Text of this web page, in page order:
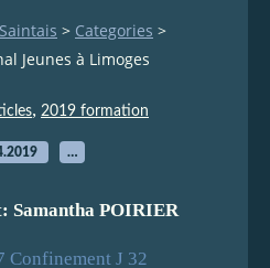
> Categories >
Jeunes à Limoges
, 2019 formation
…
Samantha POIRIER